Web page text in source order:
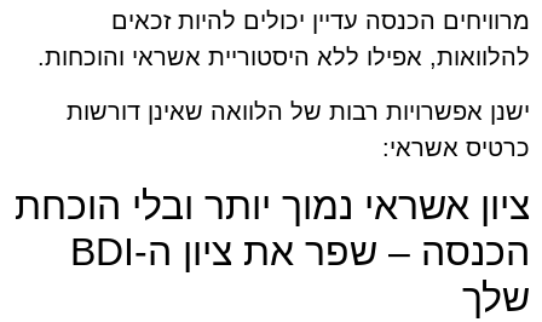
מרוויחים הכנסה עדיין יכולים להיות זכאים
להלוואות, אפילו ללא היסטוריית אשראי והוכחות.
ישנן אפשרויות רבות של הלוואה שאינן דורשות
כרטיס אשראי:
ציון אשראי נמוך יותר ובלי הוכחת
הכנסה – שפר את ציון ה-BDI
שלך